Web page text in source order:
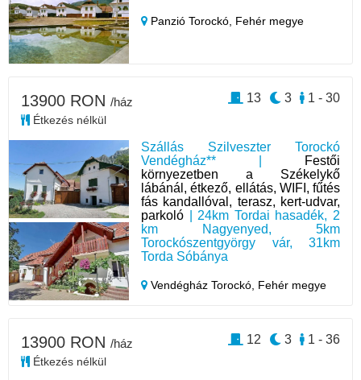
Panzió Torockó, Fehér megye
Szállás Szilveszter Torockó
Vendégház** |
Festői
környezetben a Székelykő
lábánál, étkező, ellátás, WIFI, fűtés
fás kandallóval, terasz, kert-udvar,
parkoló | 24km Tordai hasadék, 2
km Nagyenyed, 5km
Torockószentgyörgy vár, 31km
Torda Sóbánya
Vendégház Torockó, Fehér megye
13900 RON /ház
Étkezés nélkül
1 - 30
3
13
13900 RON /ház
Étkezés nélkül
1 - 36
3
12